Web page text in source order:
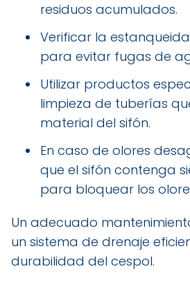
residuos acumulados.
Verificar la
para evitar fugas de
Utilizar productos
limpieza de tuberías
material del sifón.
En caso de olores
que el sifón contenga
para bloquear los
Un adecuado
un sistema de drenaje
durabilidad del cespol.